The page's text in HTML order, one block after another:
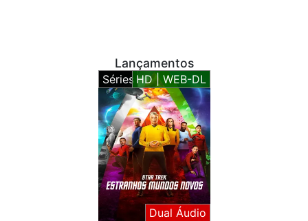
Lançamentos
Séries HD | WEB-DL
Dual Áudio